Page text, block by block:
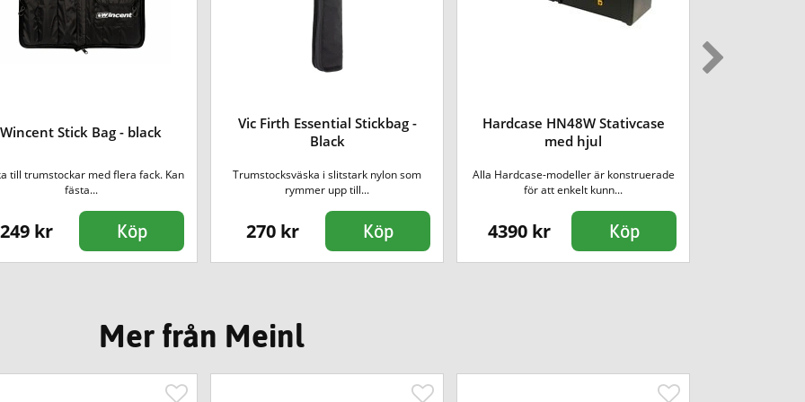
Wincent Stick Bag - black
till trumstockar med flera fack. Kan
fästa...
249 kr Köp
Vic Firth Essential Stickbag -
Black
Trumstocksväska i slitstark nylon som
rymmer upp till...
270 kr Köp
Hardcase HN48W Stativcase
med hjul
Alla Hardcase-modeller är konstruerade
för att enkelt kunn...
4390 kr Köp
Mer från Meinl